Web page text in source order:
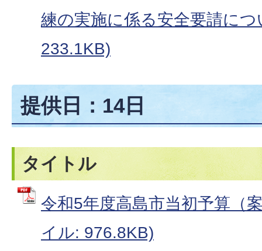
練の実施に係る安全要請に
233.1KB)
提供日：14日
タイトル
令和5年度高島市当初予算（
イル: 976.8KB)